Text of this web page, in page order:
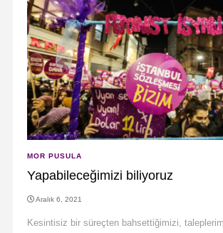
MOR PUSULA
Yapabileceğimizi biliyoruz
Aralık 6, 2021
Kesintisiz bir süreçten bahsettiğimizi,